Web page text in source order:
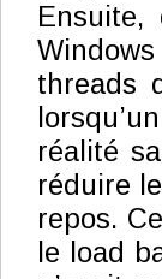
threads
réalité
réduire
repos.
le load